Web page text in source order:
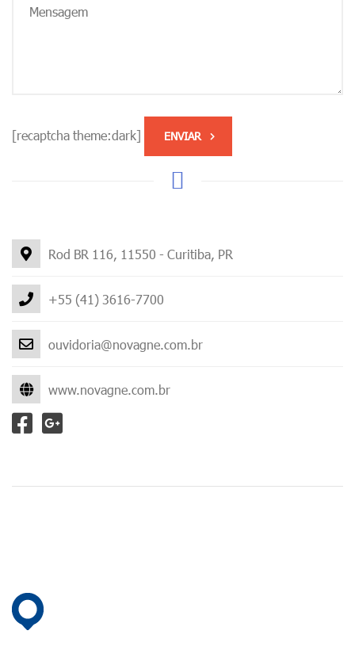
[recaptcha theme:dark]
Rod BR 116, 11550 - Curitiba, PR
+55 (41) 3616-7700
ouvidoria@novagne.com.br
www.novagne.com.br